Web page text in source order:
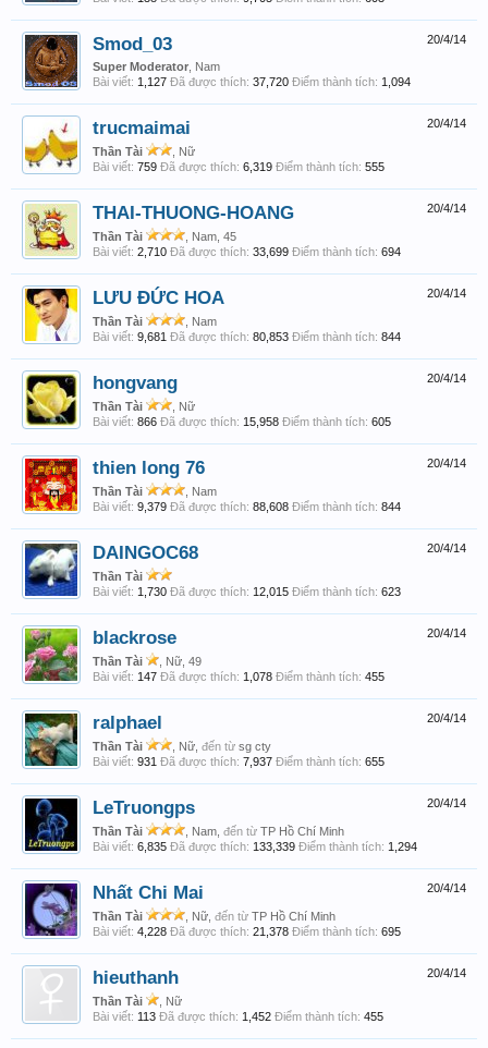
20/4/14
Smod_03
Super Moderator , Nam
Bài viết: 1,127 Đã được thích: 37,720 Điểm thành tích: 1,094
20/4/14
trucmaimai
Thần Tài
, Nữ
Bài viết: 759 Đã được thích: 6,319 Điểm thành tích: 555
20/4/14
THAI-THUONG-HOANG
Thần Tài
, Nam, 45
Bài viết: 2,710 Đã được thích: 33,699 Điểm thành tích: 694
20/4/14
LƯU ĐỨC HOA
Thần Tài
, Nam
Bài viết: 9,681 Đã được thích: 80,853 Điểm thành tích: 844
20/4/14
hongvang
Thần Tài
, Nữ
Bài viết: 866 Đã được thích: 15,958 Điểm thành tích: 605
20/4/14
thien long 76
Thần Tài
, Nam
Bài viết: 9,379 Đã được thích: 88,608 Điểm thành tích: 844
20/4/14
DAINGOC68
Thần Tài
Bài viết: 1,730 Đã được thích: 12,015 Điểm thành tích: 623
20/4/14
blackrose
Thần Tài
, Nữ, 49
Bài viết: 147 Đã được thích: 1,078 Điểm thành tích: 455
20/4/14
ralphael
Thần Tài , Nữ, đến từ sg cty
Bài viết: 931 Đã được thích: 7,937 Điểm thành tích: 655
20/4/14
LeTruongps
Thần Tài , Nam, đến từ TP Hồ Chí Minh
Bài viết: 6,835 Đã được thích: 133,339 Điểm thành tích: 1,294
20/4/14
Nhất Chi Mai
Thần Tài , Nữ, đến từ TP Hồ Chí Minh
Bài viết: 4,228 Đã được thích: 21,378 Điểm thành tích: 695
20/4/14
hieuthanh
Thần Tài
, Nữ
Bài viết: 113 Đã được thích: 1,452 Điểm thành tích: 455